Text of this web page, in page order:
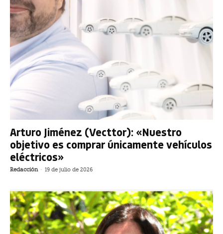
Arturo Jiménez (Vecttor): «Nuestro
objetivo es comprar únicamente vehículos
eléctricos»
Redacción - 19 de julio de 2026